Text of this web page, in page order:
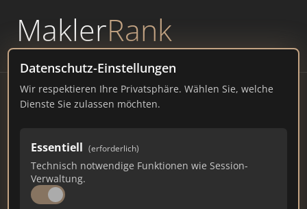
MaklerRank
powered byWAVEPOINT
Datenschutz-Einstellungen
Wir respektieren Ihre Privatsphäre. Wählen Sie, welche
Dienste Sie zulassen möchten.
Essentiell (erforderlich)
Technisch notwendige Funktionen wie Session-
Verwaltung.
Immobilienmakler Sinsheim
– Ranking Juli 2026
BADEN-WÜRTTEMBERG 37.036 EINWOHNER
65 482